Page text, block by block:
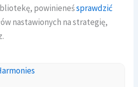
powinieneśsprawdzić
nastawionych na strategię,